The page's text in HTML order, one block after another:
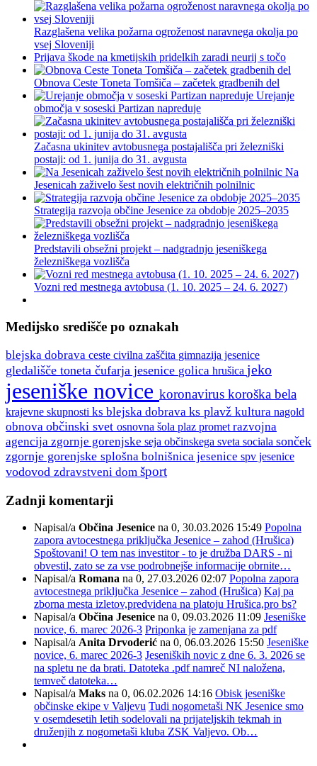
Razglašena velika požarna ogroženost naravnega okolja po
vsej Sloveniji
Prijava škode na kmetijskih pridelkih zaradi neurij s točo
Obnova Ceste Toneta Tomšiča – začetek gradbenih del
Urejanje
območja v soseski Partizan napreduje
Začasna ukinitev avtobusnega postajališča pri železniški
postaji: od 1. junija do 31. avgusta
Na
Jesenicah zaživelo šest novih električnih polnilnic
Strategija razvoja občine Jesenice za obdobje 2025–2035
Predstavili obsežni projekt – nadgradnjo jeseniškega
železniškega vozlišča
Vozni red mestnega avtobusa (1. 10. 2025 – 24. 6. 2027)
Medijsko središče po oznakah
blejska dobrava ceste civilna zaščita gimnazija jesenice
gledališče toneta čufarja jesenice golica hrušica jeko
jeseniške novice koronavirus koroška bela
krajevne skupnosti ks blejska dobrava ks plavž kultura nagold
obnova občinski svet osnovna šola plaz promet razvojna
agencija zgornje gorenjske seja občinskega sveta sociala sonček
zgornje gorenjske splošna bolnišnica jesenice spv jesenice
vodovod zdravstveni dom šport
Zadnji komentarji
Napisal/a Občina Jesenice na 0, 30.03.2026 15:49 Popolna
zapora avtocestnega priključka Jesenice – zahod (Hrušica)
Spoštovani! O tem nas investitor - to je družba DARS - ni
obvestil, zato se za vse podrobnejše informacije obrnite…
Napisal/a Romana na 0, 27.03.2026 02:07 Popolna zapora
avtocestnega priključka Jesenice – zahod (Hrušica) Kaj pa
zborna mesta izletov,predvidena na platoju Hrušica,pro bs?
Napisal/a Občina Jesenice na 0, 09.03.2026 11:09 Jeseniške
novice, 6. marec 2026-3 Priponka je zamenjana za pdf
Napisal/a Anita Drvoderić na 0, 06.03.2026 15:50 Jeseniške
novice, 6. marec 2026-3 Jeseniških novic z dne 6. 3. 2026 se
na spletu ne da brati. Datoteka .pdf namreč NI naložena,
temveč datoteka…
Napisal/a Maks na 0, 06.02.2026 14:16 Obisk jeseniške
občinske ekipe v Valjevu Tudi nogometaši NK Jesenice smo
v osemdesetih letih sodelovali na prijateljskih tekmah in
druženjih z nogometaši kluba ZSK Valjevo. Ob…